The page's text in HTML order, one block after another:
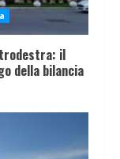
il
della bilancia